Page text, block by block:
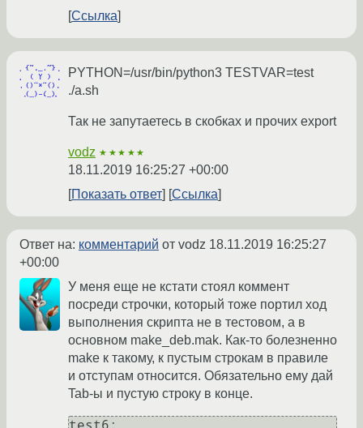
Ссылка
PYTHON=/usr/bin/python3 TESTVAR=test
./a.sh
Так не запутаетесь в скобках и прочих export
vodz ★★★★★
18.11.2019 16:25:27 +00:00
Показать ответ
Ссылка
Ответ на: комментарий от vodz 18.11.2019 16:25:27
+00:00
У меня еще не кстати стоял коммент
посреди строчки, который тоже портил ход
выполнения скрипта не в тестовом, а в
основном make_deb.mak. Как-то болезненно
make к такому, к пустым строкам в правиле
и отступам относится. Обязательно ему дай
Tab-ы и пустую строку в конце.